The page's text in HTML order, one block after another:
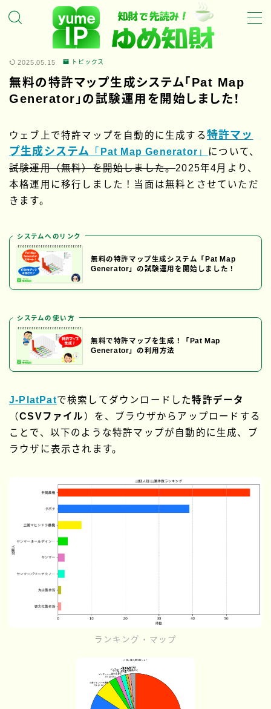
ホーム
ゆめ知財の特徴
ゆめ知財の代表について
トピックス
お問い合わせ
2025.05.15 トピックス
無料の特許マップ生成システム「Pat Map
Generator」の試験運用を開始しました！
ウェブ上で特許マップを自動的に生成する特許マッ
プ生成システム
「 Pat Map Generator 」
について、
試験運用（無料）を開始しました。2025年4月より、
本格運用に移行しました！当面は無料とさせていただ
きます。
システムへのリンク
無料の特許マップ生成システム「Pat Map
Generator」の試験運用を開始しました！
システムの使い方
無料で特許マップを生成！「Pat Map
Generator」の利用方法
J-PlatPatで検索してダウンロードした特許データ
（CSVファイル ）を、ブラウザからアップロードする
ことで、以下のような特許マップが自動的に生成、ブ
ラウザに表示されます。
ランキング・マップ